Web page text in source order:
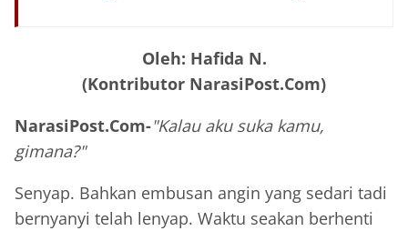
Oleh: Hafida N.
(Kontributor NarasiPost.Com)
NarasiPost.Com-"Kalau aku suka kamu,
gimana?"
Senyap. Bahkan embusan angin yang sedari tadi
bernyanyi telah lenyap. Waktu seakan berhenti